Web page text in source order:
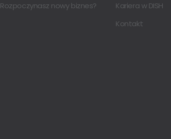
Rozpoczynasz nowy biznes?
Kariera w DISH
Kontakt